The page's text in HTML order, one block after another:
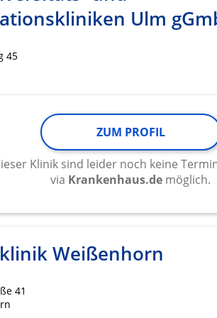
Ulm
45
ZUM PROFIL
Klinik sind leider noch keine
via Krankenhaus.de möglich.
Weißenhorn
41
durch Statistiken oder
Daten zur Auswahl von Inhalten
Standortdaten
aktiv angeforderten Informationen